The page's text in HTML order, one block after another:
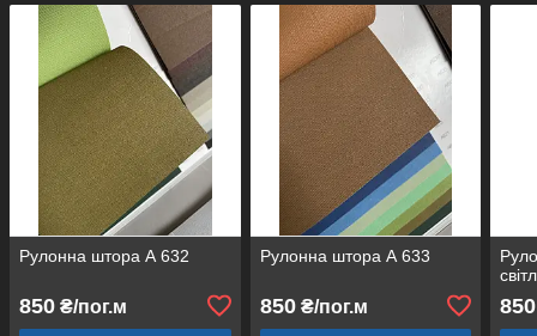
Рулонна штора А 632
850 ₴/пог.м
Рулонна штора А 633
850₴/пог.м 850